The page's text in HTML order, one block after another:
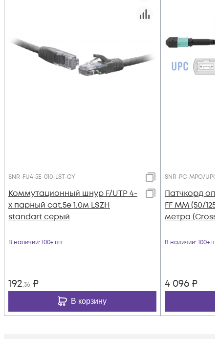
SNR-FU4-5E-010-LST-GY
Коммутационный шнур F/UTP 4-
х парный cat.5e 1.0м LSZH
standart серый
В наличии: 100+ шт
192,36 ₽
В корзину
SNR-PC-MPO/
Патчкорд
FF MM (50/
метра (Cross)
В наличии: 100+ шт
4 096 ₽